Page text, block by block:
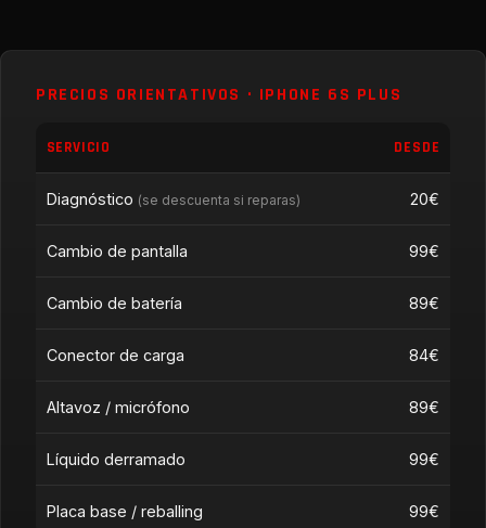
PRECIOS ORIENTATIVOS · IPHONE 6S PLUS
SERVICIO DESDE
Diagnóstico (se descuenta si reparas) 20€
Cambio de pantalla 99€
Cambio de batería 89€
Conector de carga 84€
Altavoz / micrófono 89€
Líquido derramado 99€
Placa base / reballing 99€